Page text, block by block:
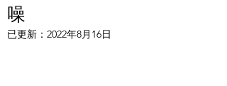
噪
已更新： 2022年8月16日